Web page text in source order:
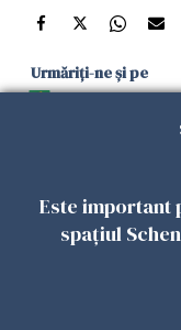
Urmăriți-ne și pe
și în aplicațiile
Politica de
confidențialitate
Copyright
Este important
spațiul